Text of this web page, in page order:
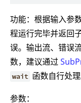
功能：根据输入参
程运行完毕并返回
误。输出流、错误
数，建议通过
wait 函数自行处理
参数：